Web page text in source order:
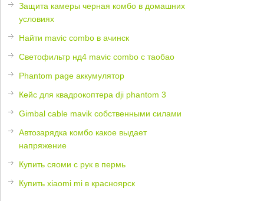
Защита камеры черная комбо в домашних
условиях
Найти mavic combo в ачинск
Светофильтр нд4 mavic combo с таобао
Phantom page аккумулятор
Кейс для квадрокоптера dji phantom 3
Gimbal cable mavik собственными силами
Автозарядка комбо какое выдает
напряжение
Купить сяоми с рук в пермь
Купить xiaomi mi в красноярск